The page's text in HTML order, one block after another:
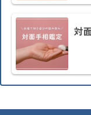
対